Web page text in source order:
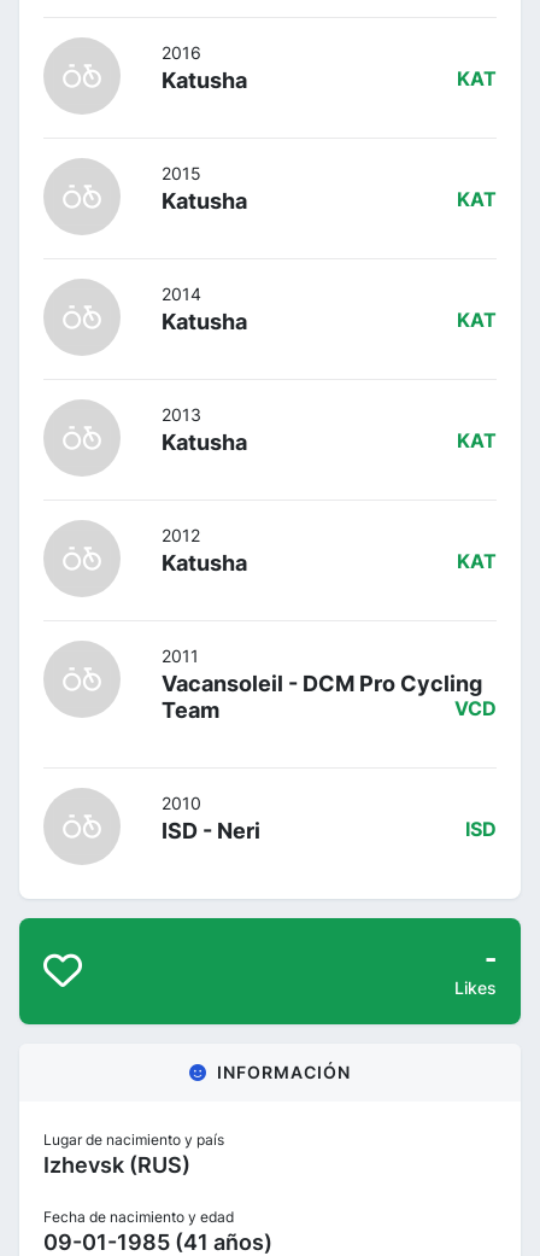
2016
Katusha KAT
2015
Katusha KAT
2014
Katusha KAT
2013
Katusha KAT
2012
Katusha KAT
2011
Vacansoleil - DCM Pro Cycling
Team
VCD
2010
ISD - Neri ISD
-
Likes
INFORMACIÓN
Lugar de nacimiento y país
Izhevsk (RUS)
Fecha de nacimiento y edad
09-01-1985 (41 años)